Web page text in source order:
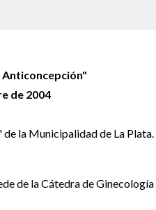
Anticoncepción"
de 2004
la Municipalidad de La Plata.
de la Cátedra de